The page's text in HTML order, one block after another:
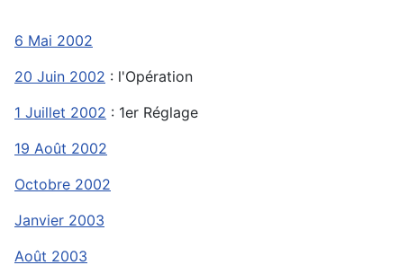
6 Mai 2002
20 Juin 2002 : l'Opération
1 Juillet 2002 : 1er Réglage
19 Août 2002
Octobre 2002
Janvier 2003
Août 2003